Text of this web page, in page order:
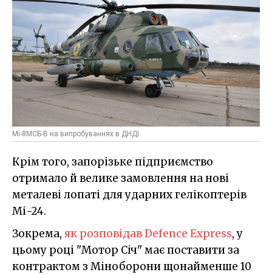
Мі-8МСБ-В на випробуваннях в ДНДІ
Крім того, запорізьке підприємство
отримало й велике замовлення на нові
металеві лопаті для ударних гелікоптерів
Мі-24.
Зокрема, як розповідав Defence Express, у
цьому році "Мотор Січ" має поставити за
контрактом з Міноборони щонайменше 10